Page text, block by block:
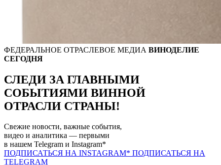
ФЕДЕРАЛЬНОЕ ОТРАСЛЕВОЕ МЕДИА ВИНОДЕЛИЕ
СЕГОДНЯ
СЛЕДИ ЗА ГЛАВНЫМИ
СОБЫТИЯМИ ВИННОЙ
ОТРАСЛИ СТРАНЫ!
Свежие новости, важные события,
видео и аналитика — первыми
в нашем Telegram и Instagram*
ПОДПИСАТЬСЯ НА INSTAGRAM* ПОДПИСАТЬСЯ НА
TELEGRAM